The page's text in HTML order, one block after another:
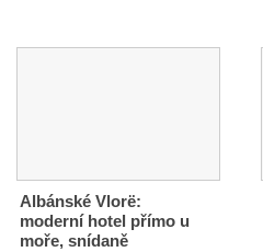
Albánské Vlorë:
moderní hotel přímo u
moře, snídaně